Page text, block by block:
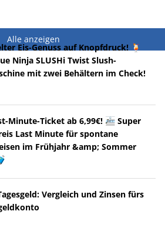
Alle anzeigen
Eis-Genuss auf Knopfdruck! 🍹
Ninja SLUSHi Twist Slush-
mit zwei Behältern im Check!
Minute-Ticket ab 6,99€! 🚈 Super
Last Minute für spontane
im Frühjahr &amp; Sommer
Vergleich und Zinsen fürs